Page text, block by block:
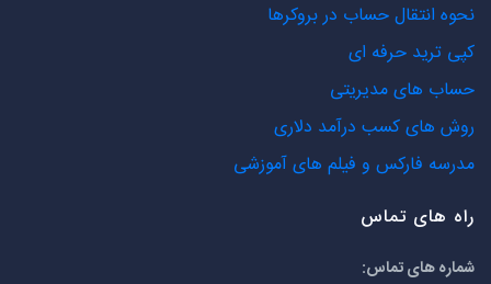
نحوه انتقال حساب در بروکرها
کپی ترید حرفه ای
حساب های مدیریتی
روش های کسب درآمد دلاری
مدرسه فارکس و فیلم های آموزشی
راه های تماس
شماره های تماس: